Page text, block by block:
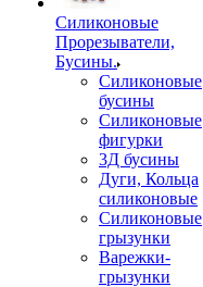
Силиконовые
Прорезыватели,
Бусины.
Силиконовые
бусины
Силиконовые
фигурки
3Д бусины
Дуги, Кольца
силиконовые
Силиконовые
грызунки
Варежки-
грызунки